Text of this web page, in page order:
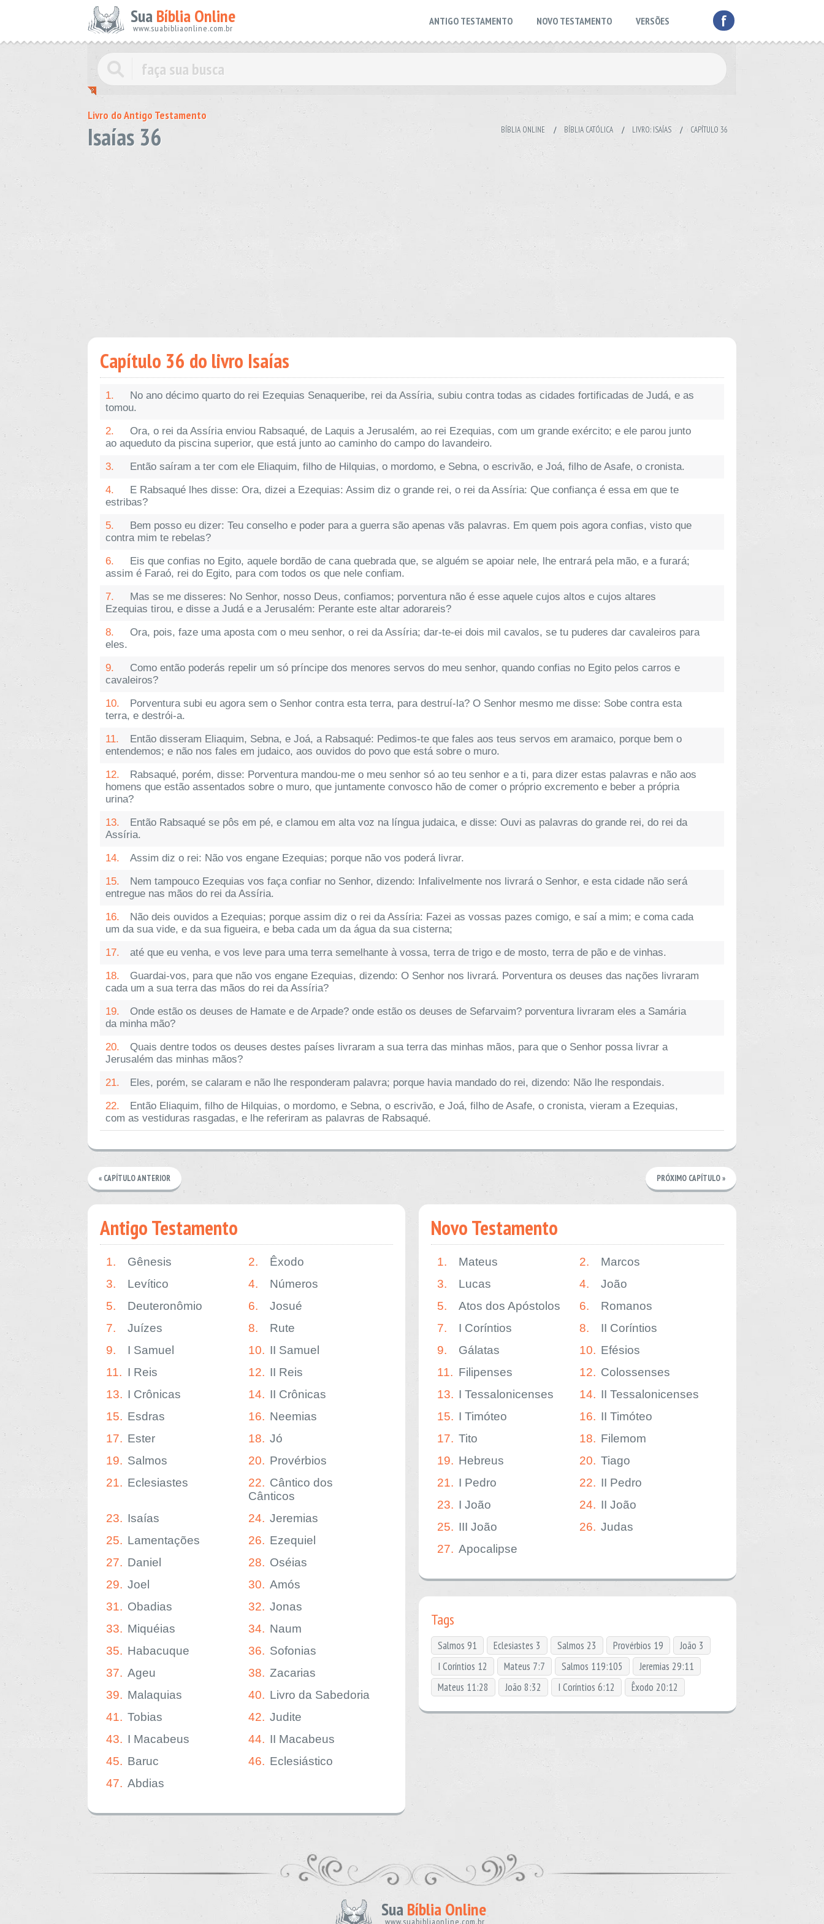
SuaBíblia Online
www.suabibliaonline.com.br f
ANTIGO TESTAMENTO NOVO TESTAMENTO VERSÕES
Livro do Antigo Testamento
Isaías 36 BÍBLIA ONLINE / BÍBLIA CATÓLICA / LIVRO: ISAÍAS / CAPÍTULO 36
Capítulo 36 do livro Isaías
1.
No ano décimo quarto do rei Ezequias Senaqueribe, rei da Assíria, subiu contra todas as cidades fortificadas de Judá, e as
tomou.
2.
Ora, o rei da Assíria enviou Rabsaqué, de Laquis a Jerusalém, ao rei Ezequias, com um grande exército; e ele parou junto
ao aqueduto da piscina superior, que está junto ao caminho do campo do lavandeiro.
3.
Então saíram a ter com ele Eliaquim, filho de Hilquias, o mordomo, e Sebna, o escrivão, e Joá, filho de Asafe, o cronista.
4.
E Rabsaqué lhes disse: Ora, dizei a Ezequias: Assim diz o grande rei, o rei da Assíria: Que confiança é essa em que te
estribas?
5.
Bem posso eu dizer: Teu conselho e poder para a guerra são apenas vãs palavras. Em quem pois agora confias, visto que
contra mim te rebelas?
6.
Eis que confias no Egito, aquele bordão de cana quebrada que, se alguém se apoiar nele, lhe entrará pela mão, e a furará;
assim é Faraó, rei do Egito, para com todos os que nele confiam.
7.
Mas se me disseres: No Senhor, nosso Deus, confiamos; porventura não é esse aquele cujos altos e cujos altares
Ezequias tirou, e disse a Judá e a Jerusalém: Perante este altar adorareis?
8.
Ora, pois, faze uma aposta com o meu senhor, o rei da Assíria; dar-te-ei dois mil cavalos, se tu puderes dar cavaleiros para
eles.
9.
Como então poderás repelir um só príncipe dos menores servos do meu senhor, quando confias no Egito pelos carros e
cavaleiros?
10.
Porventura subi eu agora sem o Senhor contra esta terra, para destruí-la? O Senhor mesmo me disse: Sobe contra esta
terra, e destrói-a.
11.
Então disseram Eliaquim, Sebna, e Joá, a Rabsaqué: Pedimos-te que fales aos teus servos em aramaico, porque bem o
entendemos; e não nos fales em judaico, aos ouvidos do povo que está sobre o muro.
12.
Rabsaqué, porém, disse: Porventura mandou-me o meu senhor só ao teu senhor e a ti, para dizer estas palavras e não aos
homens que estão assentados sobre o muro, que juntamente convosco hão de comer o próprio excremento e beber a própria
urina?
13.
Então Rabsaqué se pôs em pé, e clamou em alta voz na língua judaica, e disse: Ouvi as palavras do grande rei, do rei da
Assíria.
14.
Assim diz o rei: Não vos engane Ezequias; porque não vos poderá livrar.
15.
Nem tampouco Ezequias vos faça confiar no Senhor, dizendo: Infalivelmente nos livrará o Senhor, e esta cidade não será
entregue nas mãos do rei da Assíria.
16.
Não deis ouvidos a Ezequias; porque assim diz o rei da Assíria: Fazei as vossas pazes comigo, e saí a mim; e coma cada
um da sua vide, e da sua figueira, e beba cada um da água da sua cisterna;
17.
até que eu venha, e vos leve para uma terra semelhante à vossa, terra de trigo e de mosto, terra de pão e de vinhas.
18.
Guardai-vos, para que não vos engane Ezequias, dizendo: O Senhor nos livrará. Porventura os deuses das nações livraram
cada um a sua terra das mãos do rei da Assíria?
19.
Onde estão os deuses de Hamate e de Arpade? onde estão os deuses de Sefarvaim? porventura livraram eles a Samária
da minha mão?
20.
Quais dentre todos os deuses destes países livraram a sua terra das minhas mãos, para que o Senhor possa livrar a
Jerusalém das minhas mãos?
21.
Eles, porém, se calaram e não lhe responderam palavra; porque havia mandado do rei, dizendo: Não lhe respondais.
22.
Então Eliaquim, filho de Hilquias, o mordomo, e Sebna, o escrivão, e Joá, filho de Asafe, o cronista, vieram a Ezequias,
com as vestiduras rasgadas, e lhe referiram as palavras de Rabsaqué.
« CAPÍTULO ANTERIOR PRÓXIMO CAPÍTULO »
Antigo Testamento
1. Gênesis 2.
Êxodo
3.
Levítico 4.
Números
5.
Deuteronômio 6.
Josué
7.
Juízes 8.
Rute
9.
I Samuel 10. II Samuel
11. I Reis 12. II Reis
13. I Crônicas 14. II Crônicas
15. Esdras 16. Neemias
17. Ester 18. Jó
19. Salmos 20. Provérbios
21. Eclesiastes 22. Cântico dos
Cânticos
23. Isaías 24. Jeremias
25. Lamentações 26. Ezequiel
27. Daniel 28. Oséias
29. Joel 30. Amós
31. Obadias 32. Jonas
33. Miquéias 34. Naum
35. Habacuque 36. Sofonias
37. Ageu 38. Zacarias
39. Malaquias 40. Livro da Sabedoria
41. Tobias 42. Judite
43. I Macabeus 44. II Macabeus
45. Baruc 46. Eclesiástico
47. Abdias
Novo Testamento
1. Mateus 2.
Marcos
3.
Lucas 4.
João
5.
Atos dos Apóstolos 6.
Romanos
7.
I Coríntios 8.
II Coríntios
9.
Gálatas 10. Efésios
11. Filipenses 12. Colossenses
13. I Tessalonicenses 14. II Tessalonicenses
15. I Timóteo 16. II Timóteo
17. Tito 18. Filemom
19. Hebreus 20. Tiago
21. I Pedro 22. II Pedro
23. I João 24. II João
25. III João 26. Judas
27. Apocalipse
Tags
Salmos 91 Eclesiastes 3 Salmos 23 Provérbios 19
João 3
I Coríntios 12
Mateus 7:7 Salmos 119:105
Jeremias 29:11
Mateus 11:28
João 8:32 I Coríntios 6:12 Êxodo 20:12
SuaBíblia Online
www.suabibliaonline.com.br